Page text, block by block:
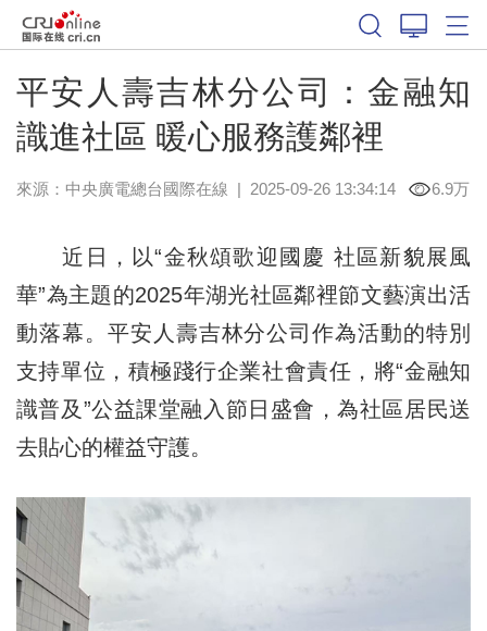
平安人壽吉林分公司：金融知
識進社區 暖心服務護鄰裡
來源：中央廣電總台國際在線 | 2025-09-26 13:34:14 6.9万
近日，以“金秋頌歌迎國慶 社區新貌展風
華”為主題的2025年湖光社區鄰裡節文藝演出活
動落幕。平安人壽吉林分公司作為活動的特別
支持單位，積極踐行企業社會責任，將“金融知
識普及”公益課堂融入節日盛會，為社區居民送
去貼心的權益守護。